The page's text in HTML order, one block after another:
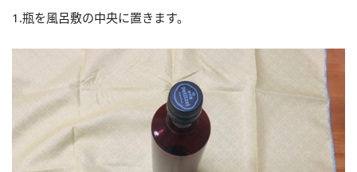
1.瓶を風呂敷の中央に置きます。